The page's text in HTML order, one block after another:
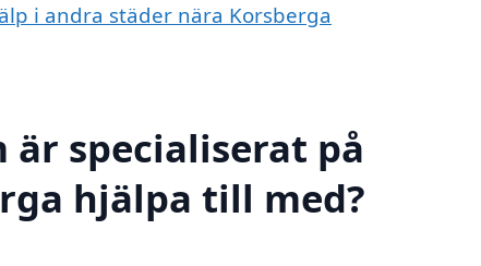
i andra städer nära Korsberga
är specialiserat på
hjälpa till med?